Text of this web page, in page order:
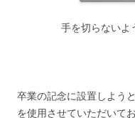
手を切らないよ
卒業の記念に設置しよう
を使用させていただいて